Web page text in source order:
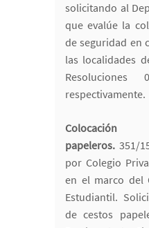
solicitando al
que evalúe la
de seguridad en
las localidades
respectivamente.
papeleros. 351/
por Colegio
en el marco del
Estudiantil.
de cestos